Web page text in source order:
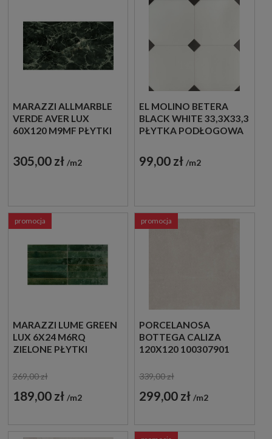
MARAZZI ALLMARBLE
VERDE AVER LUX
60X120 M9MF PŁYTKI
GRESOWE
305,00 zł m2
EL MOLINO BETERA
BLACK WHITE 33,3X33,3
PŁYTKA PODŁOGOWA
99,00 zł m2
MARAZZI LUME GREEN
LUX 6X24 M6RQ
ZIELONE PŁYTKI
269,00 zł
189,00 zł m2
promocja
PORCELANOSA
BOTTEGA CALIZA
120X120 100307901
339,00 zł
299,00 zł m2
promocja